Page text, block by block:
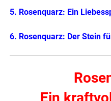
5. Rosenquarz: Ein
6. Rosenquarz: Der Stein